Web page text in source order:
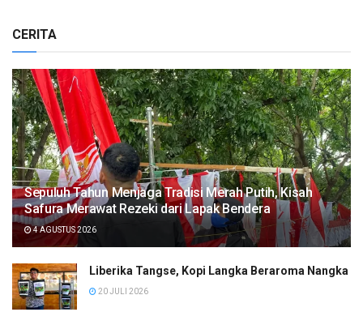
CERITA
Sepuluh Tahun Menjaga Tradisi Merah Putih, Kisah
Safura Merawat Rezeki dari Lapak Bendera
4 AGUSTUS 2026
Liberika Tangse, Kopi Langka Beraroma Nangka
20 JULI 2026